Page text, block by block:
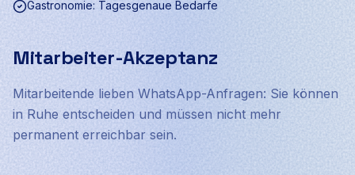
Gastronomie: Tagesgenaue Bedarfe
Mitarbeiter-Akzeptanz
Mitarbeitende lieben WhatsApp-Anfragen: Sie können
in Ruhe entscheiden und müssen nicht mehr
permanent erreichbar sein.